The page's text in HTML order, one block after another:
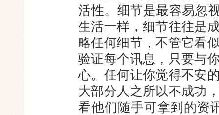
活性。细节是最容易忽
生活一样，细节往往是
略任何细节，不管它看
验证每个讯息，只要与
心。任何让你觉得不安
大部分人之所以不成功
看他们随手可拿到的资